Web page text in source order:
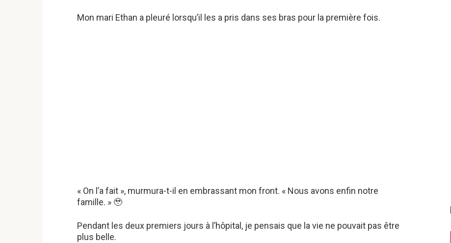
Mon mari Ethan a pleuré lorsqu’il les a pris dans ses bras pour la première fois.
« On l’a fait », murmura-t-il en embrassant mon front. « Nous avons enfin notre
famille. » 🥹
Pendant les deux premiers jours à l’hôpital, je pensais que la vie ne pouvait pas être
plus belle.